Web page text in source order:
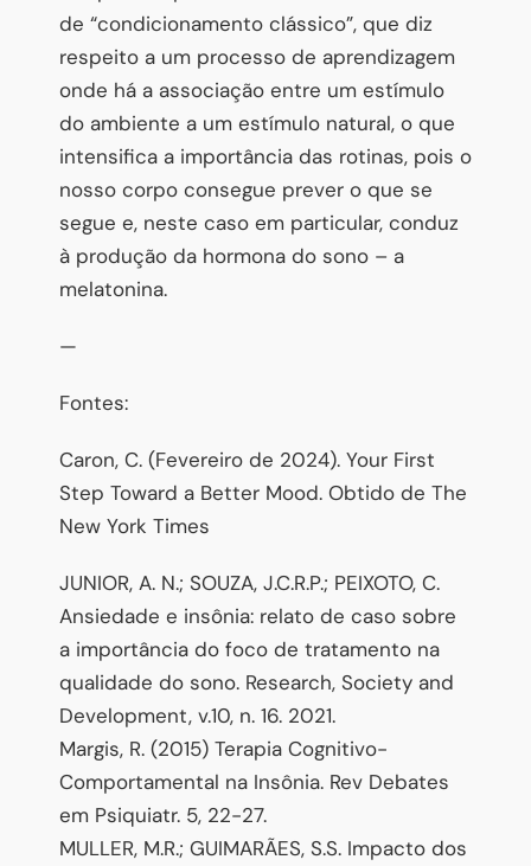
de “condicionamento clássico”, que diz
respeito a um processo de aprendizagem
onde há a associação entre um estímulo
do ambiente a um estímulo natural, o que
intensifica a importância das rotinas, pois o
nosso corpo consegue prever o que se
segue e, neste caso em particular, conduz
à produção da hormona do sono – a
melatonina.
—
Fontes:
Caron, C. (Fevereiro de 2024). Your First
Step Toward a Better Mood. Obtido de The
New York Times
JUNIOR, A. N.; SOUZA, J.C.R.P.; PEIXOTO, C.
Ansiedade e insônia: relato de caso sobre
a importância do foco de tratamento na
qualidade do sono. Research, Society and
Development, v.10, n. 16. 2021.
Margis, R. (2015) Terapia Cognitivo-
Comportamental na Insônia. Rev Debates
em Psiquiatr. 5, 22-27.
MULLER, M.R.; GUIMARÃES, S.S. Impacto dos